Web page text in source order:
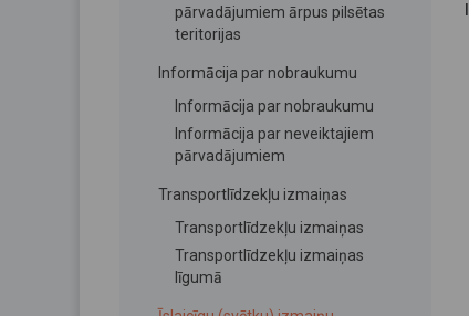
pārvadājumiem ārpus pilsētas
teritorijas
Informācija par nobraukumu
Informācija par nobraukumu
Informācija par neveiktajiem
pārvadājumiem
Transportlīdzekļu izmaiņas
Transportlīdzekļu izmaiņas
Transportlīdzekļu izmaiņas
līgumā